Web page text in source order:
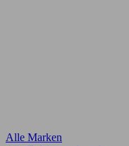
Alle Marken